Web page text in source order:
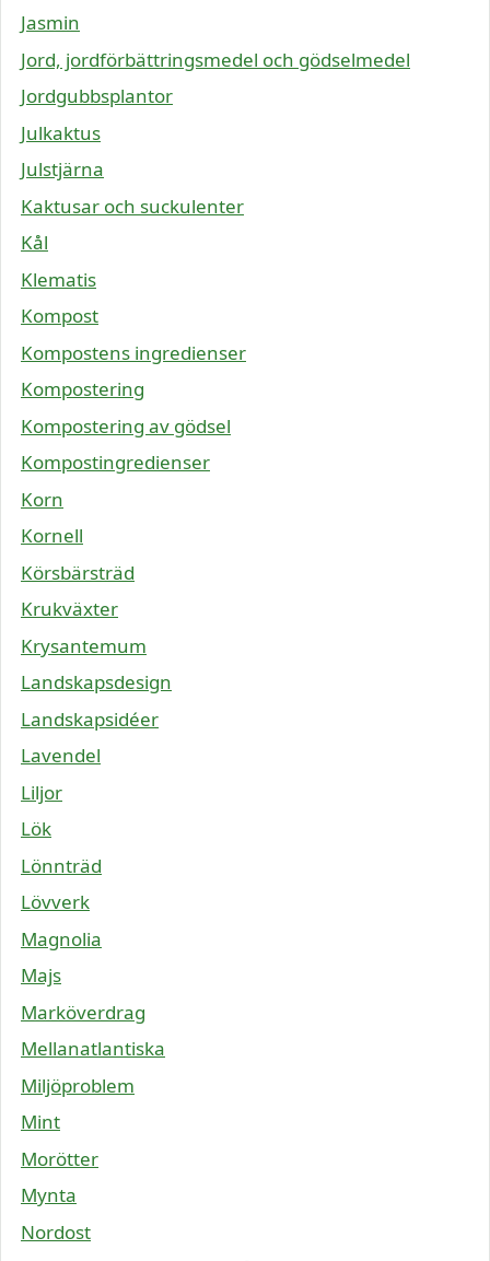
Jasmin
Jord, jordförbättringsmedel och gödselmedel
Jordgubbsplantor
Julkaktus
Julstjärna
Kaktusar och suckulenter
Kål
Klematis
Kompost
Kompostens ingredienser
Kompostering
Kompostering av gödsel
Kompostingredienser
Korn
Kornell
Körsbärsträd
Krukväxter
Krysantemum
Landskapsdesign
Landskapsidéer
Lavendel
Liljor
Lök
Lönnträd
Lövverk
Magnolia
Majs
Marköverdrag
Mellanatlantiska
Miljöproblem
Mint
Morötter
Mynta
Nordost